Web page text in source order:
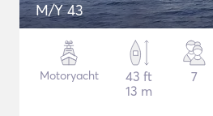
M/Y 43
Motoryacht
43 ft
13 m
7